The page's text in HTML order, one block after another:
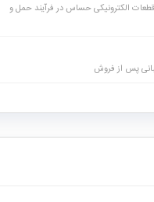
الکترونیکی حساس در فرآیند حمل و
پس از فروش